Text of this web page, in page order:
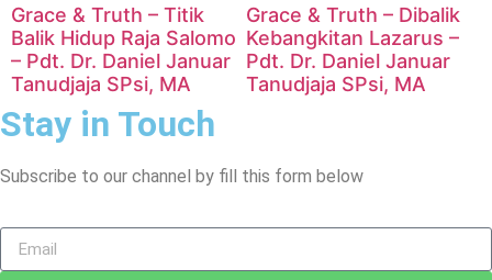
Grace & Truth – Titik
Balik Hidup Raja Salomo
– Pdt. Dr. Daniel Januar
Tanudjaja SPsi, MA
Grace & Truth – Dibalik
Kebangkitan Lazarus –
Pdt. Dr. Daniel Januar
Tanudjaja SPsi, MA
Stay in Touch
Subscribe to our channel by fill this form below